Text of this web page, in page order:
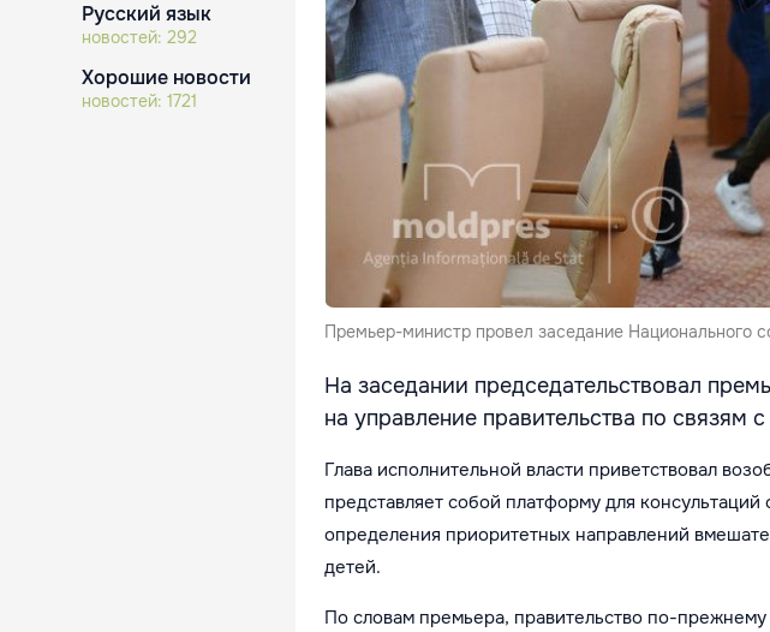
Русский язык
новостей: 292
Хорошие новости
новостей: 1721
Премьер-министр провел заседание Национального
На заседании председательствовал
на управление правительства по связям
Глава исполнительной власти приветствовал
представляет собой платформу для
определения приоритетных направлений
детей.
По словам премьера, правительство по-